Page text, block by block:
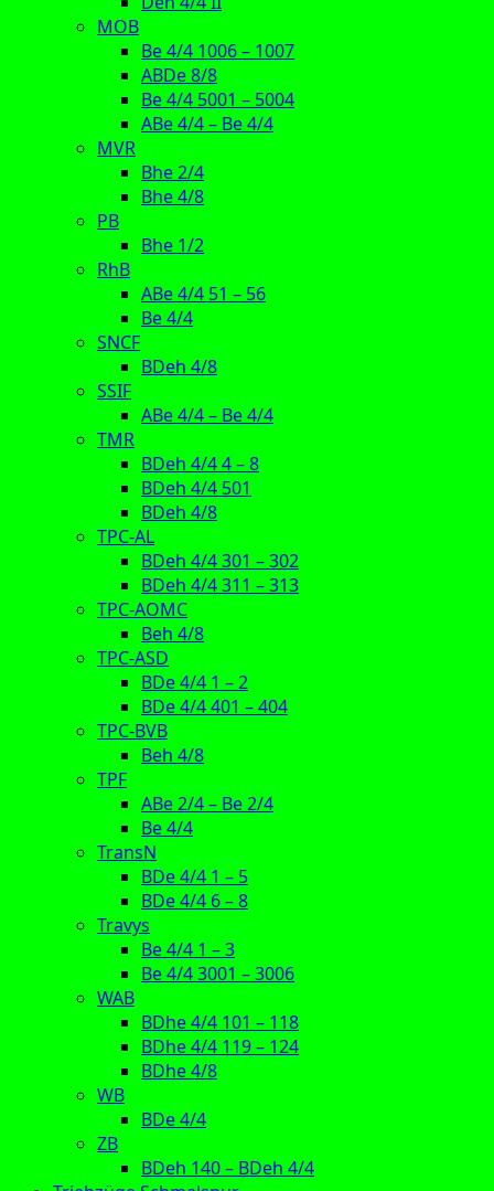
MOB
Be 4/4 1006 – 1007
ABDe 8/8
Be 4/4 5001 – 5004
ABe 4/4 – Be 4/4
MVR
Bhe 2/4
Bhe 4/8
PB
Bhe 1/2
RhB
ABe 4/4 51 – 56
Be 4/4
SNCF
BDeh 4/8
SSIF
ABe 4/4 – Be 4/4
TMR
BDeh 4/4 4 – 8
BDeh 4/4 501
BDeh 4/8
TPC-AL
BDeh 4/4 301 – 302
BDeh 4/4 311 – 313
TPC-AOMC
Beh 4/8
TPC-ASD
BDe 4/4 1 – 2
BDe 4/4 401 – 404
TPC-BVB
Beh 4/8
TPF
ABe 2/4 – Be 2/4
Be 4/4
TransN
BDe 4/4 1 – 5
BDe 4/4 6 – 8
Travys
Be 4/4 1 – 3
Be 4/4 3001 – 3006
WAB
BDhe 4/4 101 – 118
BDhe 4/4 119 – 124
BDhe 4/8
WB
BDe 4/4
ZB
BDeh 140 – BDeh 4/4